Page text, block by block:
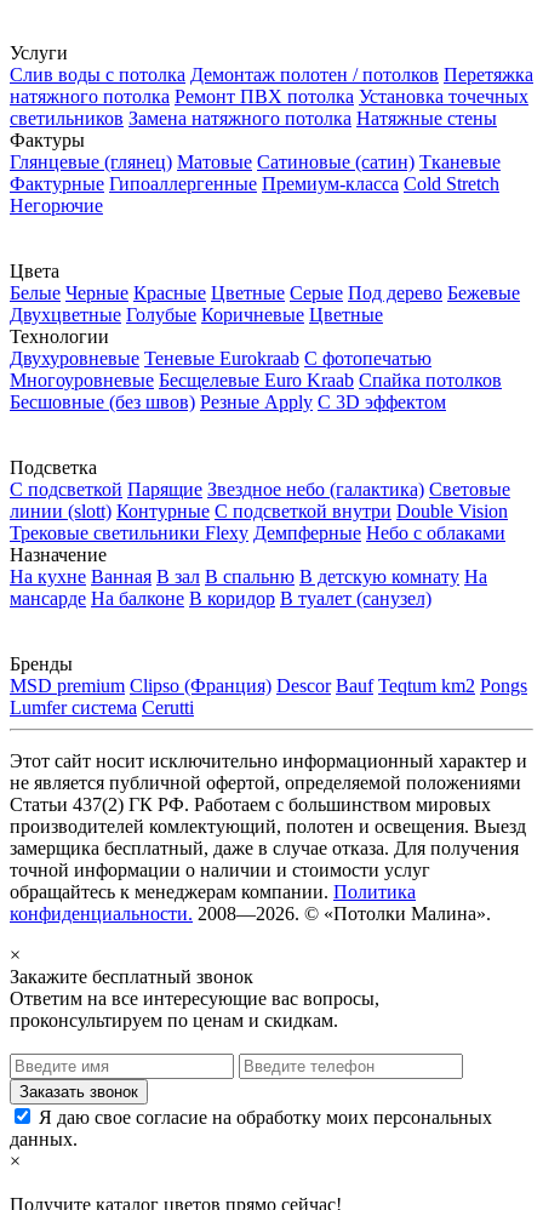
Услуги
Слив воды с потолка Демонтаж полотен / потолков Перетяжка
натяжного потолка Ремонт ПВХ потолка Установка точечных
светильников Замена натяжного потолка Натяжные стены
Фактуры
Глянцевые (глянец) Матовые Сатиновые (сатин) Тканевые
Фактурные Гипоаллергенные Премиум-класса Cold Stretch
Негорючие
Цвета
Белые Черные Красные Цветные Серые Под дерево Бежевые
Двухцветные Голубые Коричневые Цветные
Технологии
Двухуровневые Теневые Еurokraab С фотопечатью
Многоуровневые Бесщелевые Euro Kraab Спайка потолков
Бесшовные (без швов) Резные Apply С 3D эффектом
Подсветка
С подсветкой Парящие Звездное небо (галактика) Световые
линии (slott) Контурные С подсветкой внутри Double Vision
Трековые светильники Flexy Демпферные Небо с облаками
Назначение
На кухне Ванная В зал В спальню В детскую комнату На
мансарде На балконе В коридор В туалет (санузел)
Бренды
MSD premium Clipso (Франция) Descor Bauf Teqtum km2 Pongs
Lumfer система Cerutti
Этот сайт носит исключительно информационный характер и
не является публичной офертой, определяемой положениями
Статьи 437(2) ГК РФ. Работаем с большинством мировых
производителей комлектующий, полотен и освещения. Выезд
замерщика бесплатный, даже в случае отказа. Для получения
точной информации о наличии и стоимости услуг
обращайтесь к менеджерам компании. Политика
конфиденциальности. 2008—2026. © «Потолки Малина».
×
Закажите бесплатный звонок
Ответим на все интересующие вас вопросы,
проконсультируем по ценам и скидкам.
Я даю свое согласие на обработку моих персональных
данных.
×
Получите каталог цветов прямо сейчас!